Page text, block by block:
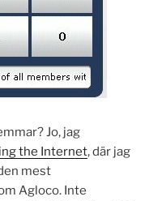
Jo, jag
the Internet, där jag
mest
Agloco. Inte